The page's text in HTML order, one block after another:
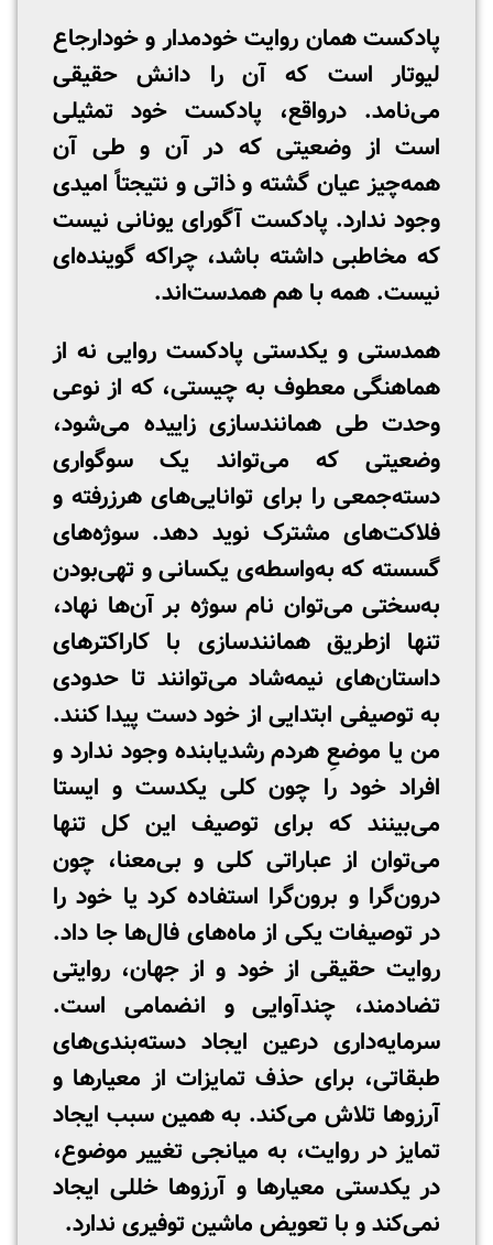
پادکست همان روایت خودمدار و خودارجاع
لیوتار است که آن را دانش حقیقی
می‌نامد. درواقع، پادکست خود تمثیلی
است از وضعیتی که در آن و طی آن
همه‌چیز عیان گشته و ذاتی و نتیجتاً امیدی
وجود ندارد. پادکست آگورای یونانی نیست
که مخاطبی داشته باشد، چراکه گوینده‌ای
نیست. همه با هم همدست‌اند.
همدستی و یکدستی پادکست روایی نه از
هماهنگی معطوف به چیستی، که از نوعی
وحدت طی همانندسازی زاییده می‌شود،
وضعیتی که می‌تواند یک سوگواری
دسته‌جمعی را برای توانایی‌های هرزرفته و
فلاکت‌های مشترک نوید دهد. سوژه‌های
گسسته که به‌واسطه‌ی یکسانی و تهی‌بودن
به‌سختی می‌توان نام سوژه بر آن‌ها نهاد،
تنها ازطریق همانندسازی با کاراکترهای
داستان‌های نیمه‌شاد می‌توانند تا حدودی
به توصیفی ابتدایی از خود دست پیدا کنند.
من یا موضعِ هردم رشدیابنده وجود ندارد و
افراد خود را چون کلی یکدست و ایستا
می‌بینند که برای توصیف این کل تنها
می‌توان از عباراتی کلی و بی‌معنا، چون
درون‌گرا و برون‌گرا استفاده کرد یا خود را
در توصیفات یکی از ماه‌های فال‌ها جا داد.
روایت حقیقی از خود و از جهان، روایتی
تضادمند، چندآوایی و انضمامی است.
سرمایه‌داری درعین ایجاد دسته‌بندی‌های
طبقاتی، برای حذف تمایزات از معیارها و
آرزوها تلاش می‌کند. به همین سبب ایجاد
تمایز در روایت، به میانجی تغییر موضوع،
در یکدستی معیارها و آرزوها خللی ایجاد
نمی‌کند و با تعویض ماشین توفیری ندارد.